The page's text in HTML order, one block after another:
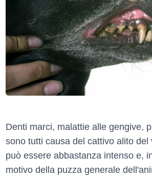
Denti marci, malattie alle gengive,
sono tutti causa del cattivo alito del
può essere abbastanza intenso e,
motivo della puzza generale